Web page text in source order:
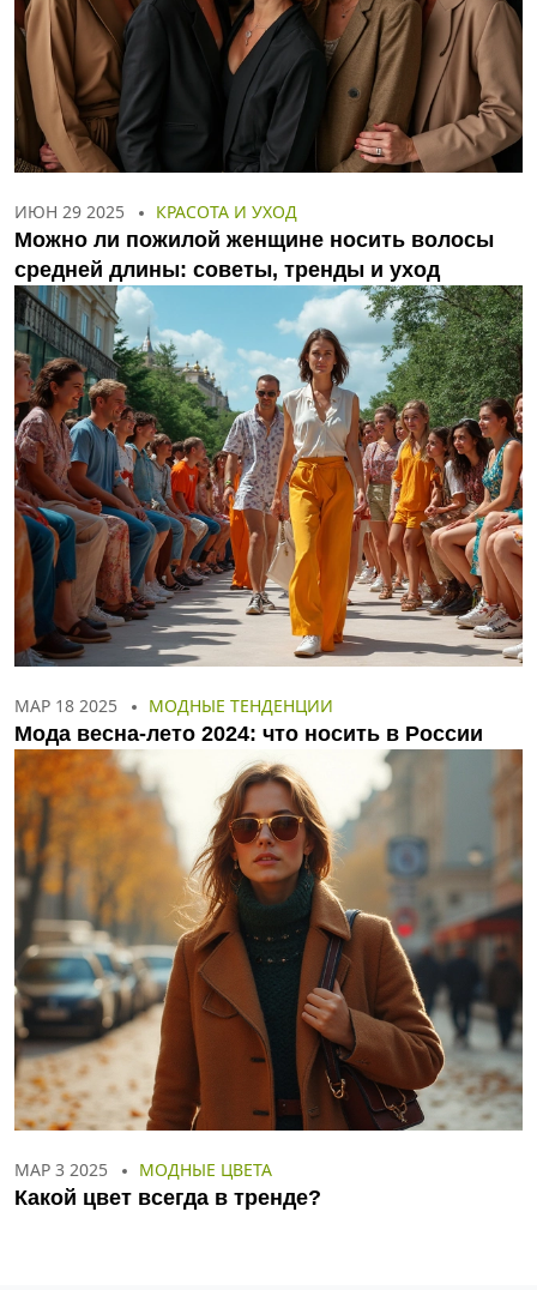
ИЮН 29 2025 КРАСОТА И УХОД
Можно ли пожилой женщине носить волосы
средней длины: советы, тренды и уход
МАР 18 2025 МОДНЫЕ ТЕНДЕНЦИИ
Мода весна-лето 2024: что носить в России
МАР 3 2025 МОДНЫЕ ЦВЕТА
Какой цвет всегда в тренде?